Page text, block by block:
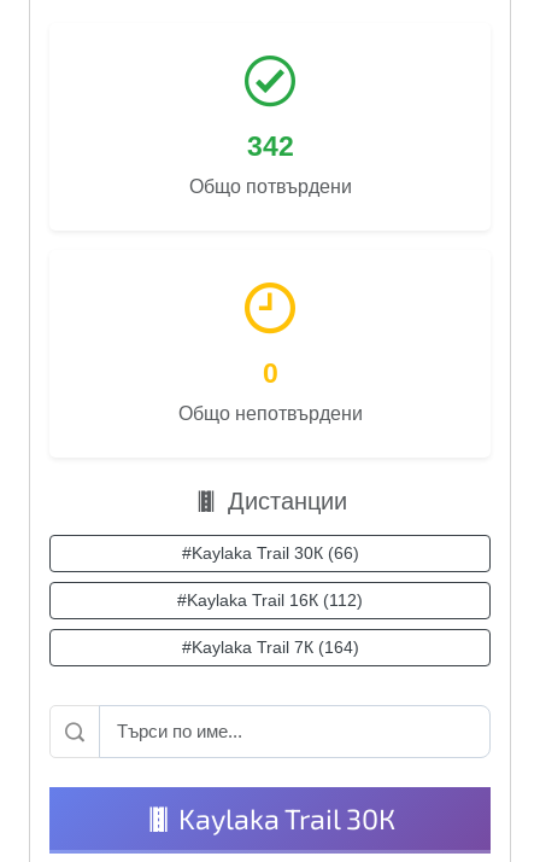
342
Общо потвърдени
0
Общо непотвърдени
Дистанции
#Kaylaka Trail 30К (66)
#Kaylaka Trail 16К (112)
#Kaylaka Trail 7К (164)
Kaylaka Trail 30К